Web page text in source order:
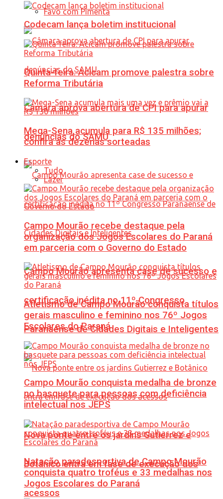
Favo com Pimenta
Câmara aprova abertura de CPI para apurar
denúncias do SAMU
Campo Mourão apresenta case de sucesso e
certificação inédita no 11º Congresso
Paranaense de Cidades Digitais e Inteligentes
Nova ponte entre os jardins Gutierrez e
Botânico entra em fase de execução dos
acessos
Codecam lança boletim institucional
Quinta-feira: Acicam promove palestra sobre
Reforma Tributária
Mega-Sena acumula para R$ 135 milhões;
confira as dezenas sorteadas
Esporte
Tudo
Lazer
Campo Mourão recebe destaque pela
organização dos Jogos Escolares do Paraná
em parceria com o Governo do Estado
Atletismo de Campo Mourão conquista títulos
gerais masculino e feminino nos 76º Jogos
Escolares do Paraná
Campo Mourão conquista medalha de bronze
no basquete para pessoas com deficiência
intelectual nos JEPS
Natação paradesportiva de Campo Mourão
conquista quatro troféus e 33 medalhas nos
Jogos Escolares do Paraná